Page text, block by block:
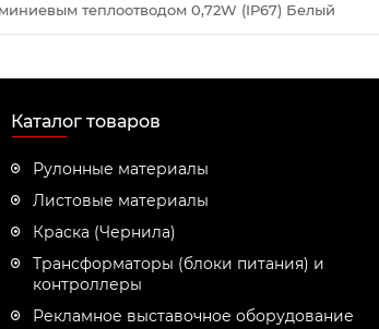
теплоотводом 0,72W (IP67) Белый
Каталог товаров
Рулонные материалы
Листовые материалы
Краска (Чернила)
Трансформаторы (блоки питания) и
контроллеры
Рекламное выставочное оборудование